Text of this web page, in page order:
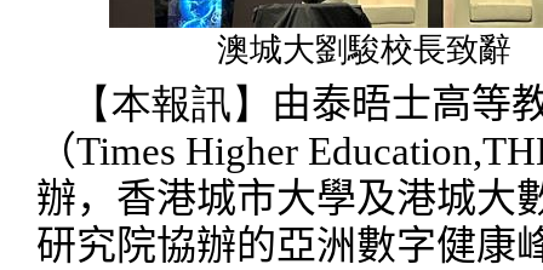
澳城大劉駿校長致辭
【本報訊】 由泰晤士高等
（Times Higher
辦，香港城市大學及港城大
研究院協辦的亞洲數字健康